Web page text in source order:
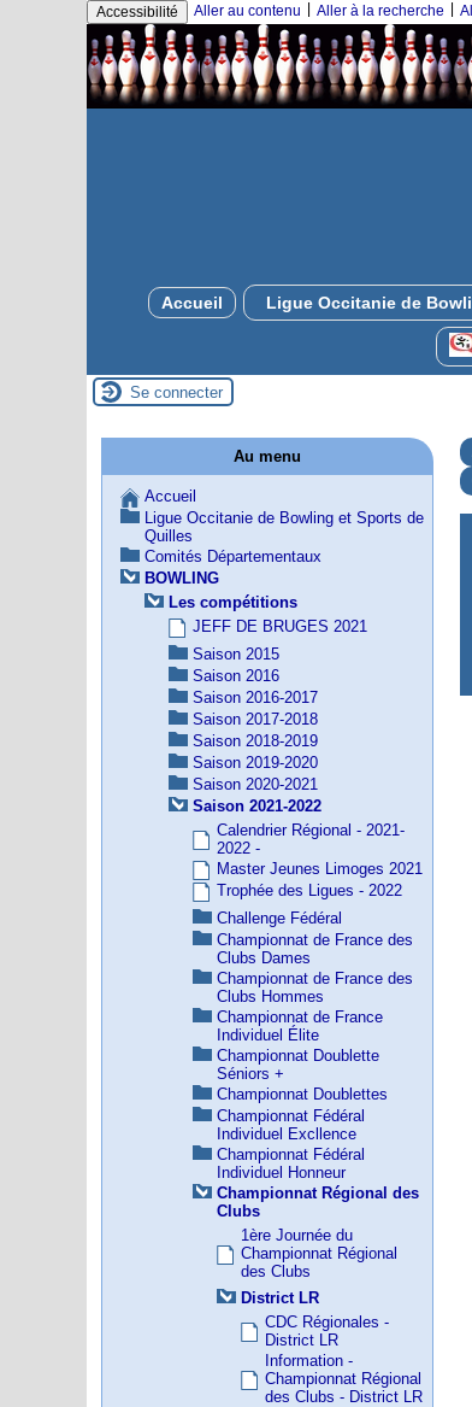
Accessibilité Aller au contenu Aller à la recherche
Accueil Ligue Occitanie de
Se connecter
Au menu
Accueil
Ligue Occitanie de Bowling et Sports de
Quilles
Comités Départementaux
BOWLING
Les compétitions
JEFF DE BRUGES 2021
Saison 2015
Saison 2016
Saison 2016-2017
Saison 2017-2018
Saison 2018-2019
Saison 2019-2020
Saison 2020-2021
Saison 2021-2022
Calendrier Régional - 2021-
2022 -
Master Jeunes Limoges 2021
Trophée des Ligues - 2022
Challenge Fédéral
Championnat de France des
Clubs Dames
Championnat de France des
Clubs Hommes
Championnat de France
Individuel Élite
Championnat Doublette
Séniors +
Championnat Doublettes
Championnat Fédéral
Individuel Excllence
Championnat Fédéral
Individuel Honneur
Championnat Régional des
Clubs
1ère Journée du
Championnat Régional
des Clubs
District LR
CDC Régionales -
District LR
Information -
Championnat Régional
des Clubs - District LR